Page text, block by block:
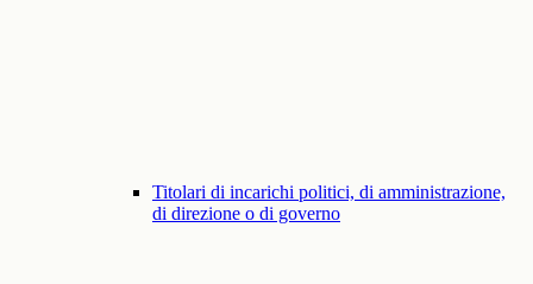
Titolari di incarichi politici, di amministrazione,
di direzione o di governo